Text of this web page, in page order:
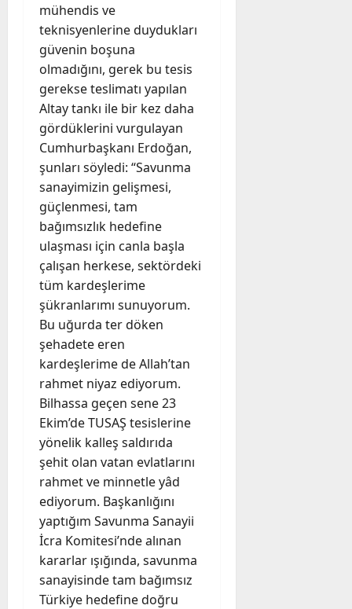
mühendis ve
teknisyenlerine duydukları
güvenin boşuna
olmadığını, gerek bu tesis
gerekse teslimatı yapılan
Altay tankı ile bir kez daha
gördüklerini vurgulayan
Cumhurbaşkanı Erdoğan,
şunları söyledi: “Savunma
sanayimizin gelişmesi,
güçlenmesi, tam
bağımsızlık hedefine
ulaşması için canla başla
çalışan herkese, sektördeki
tüm kardeşlerime
şükranlarımı sunuyorum.
Bu uğurda ter döken
şehadete eren
kardeşlerime de Allah’tan
rahmet niyaz ediyorum.
Bilhassa geçen sene 23
Ekim’de TUSAŞ tesislerine
yönelik kalleş saldırıda
şehit olan vatan evlatlarını
rahmet ve minnetle yâd
ediyorum. Başkanlığını
yaptığım Savunma Sanayii
İcra Komitesi’nde alınan
kararlar ışığında, savunma
sanayisinde tam bağımsız
Türkiye hedefine doğru